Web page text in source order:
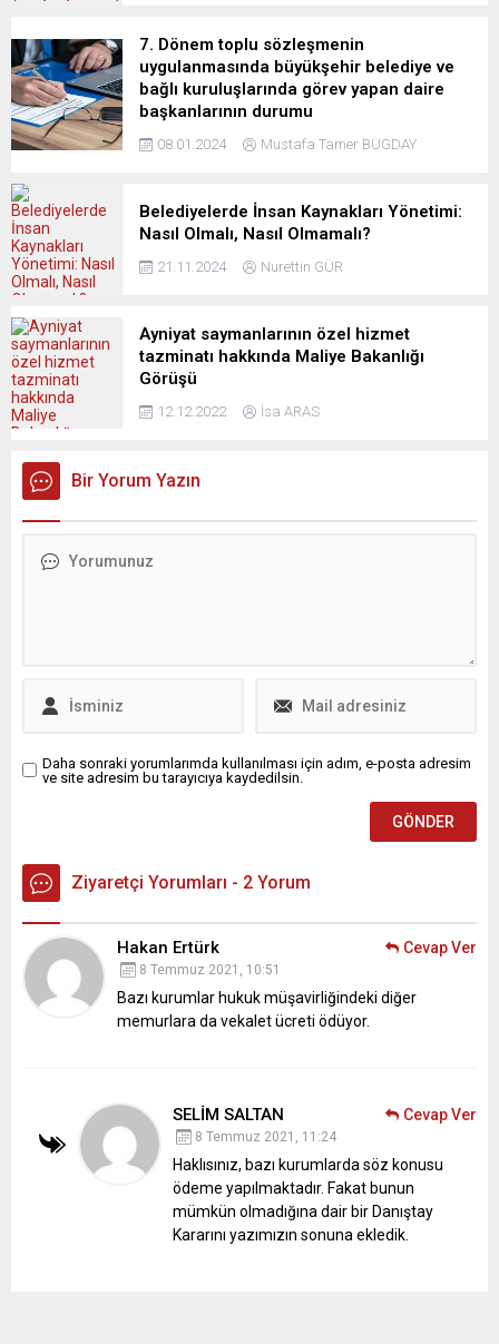
7. Dönem toplu sözleşmenin
uygulanmasında büyükşehir belediye ve
bağlı kuruluşlarında görev yapan daire
başkanlarının durumu
08.01.2024 Mustafa Tamer BUGDAY
Belediyelerde İnsan Kaynakları Yönetimi:
Nasıl Olmalı, Nasıl Olmamalı?
21.11.2024 Nurettin GÜR
Ayniyat saymanlarının özel hizmet
tazminatı hakkında Maliye Bakanlığı
Görüşü
12.12.2022 İsa ARAS
Bir Yorum Yazın
Daha sonraki yorumlarımda kullanılması için adım, e-posta adresim
ve site adresim bu tarayıcıya kaydedilsin.
Ziyaretçi Yorumları - 2 Yorum
Hakan Ertürk
8 Temmuz 2021, 10:51
Bazı kurumlar hukuk müşavirliğindeki diğer
memurlara da vekalet ücreti ödüyor.
Cevap Ver
SELİM SALTAN
8 Temmuz 2021, 11:24
Haklısınız, bazı kurumlarda söz konusu
ödeme yapılmaktadır. Fakat bunun
mümkün olmadığına dair bir Danıştay
Kararını yazımızın sonuna ekledik.
Cevap Ver